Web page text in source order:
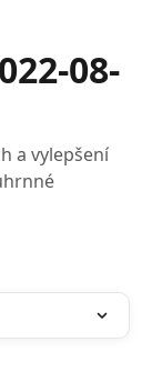
08-
a vylepšení